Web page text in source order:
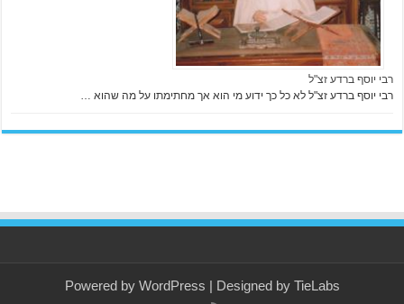
רבי יוסף ברדע זצ"ל
רבי יוסף ברדע זצ"ל לא כל כך ידוע מי הוא אך מחתימתו על מה שהוא …
Powered by WordPress | Designed by TieLabs